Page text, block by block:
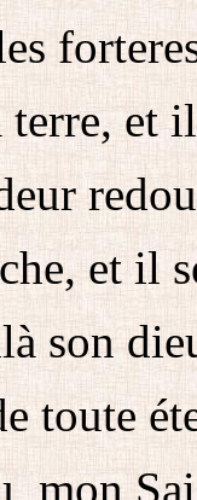
et
et il
son
toute
mon